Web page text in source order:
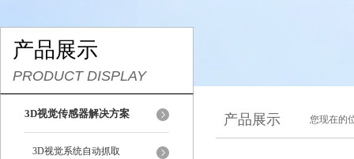
产品展示
PRODUCT DISPLAY
3D视觉传感器解决方案
3D视觉系统自动抓取
产品展示 您现在的